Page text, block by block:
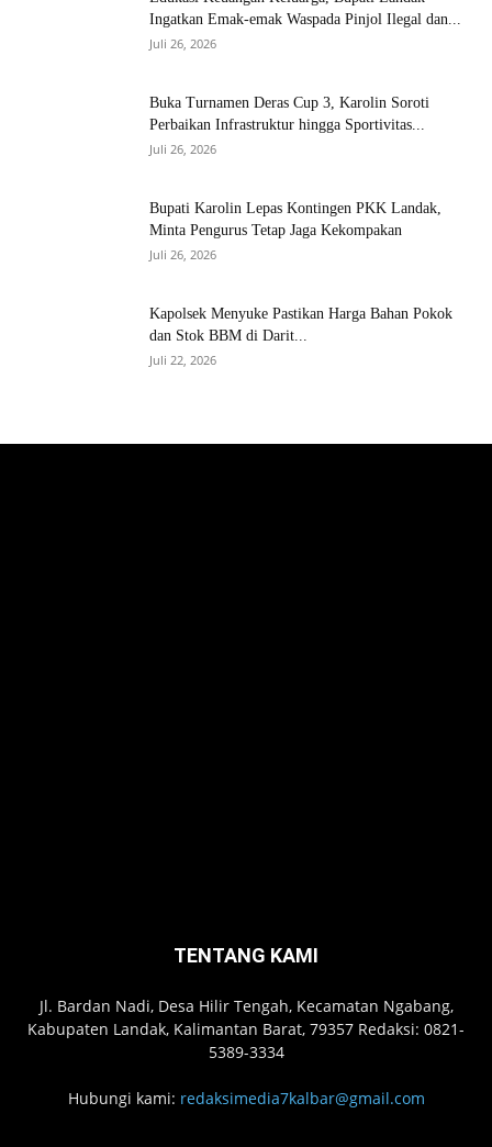
Ingatkan Emak-emak Waspada Pinjol Ilegal dan...
Juli 26, 2026
Buka Turnamen Deras Cup 3, Karolin Soroti
Perbaikan Infrastruktur hingga Sportivitas...
Juli 26, 2026
Bupati Karolin Lepas Kontingen PKK Landak,
Minta Pengurus Tetap Jaga Kekompakan
Juli 26, 2026
Kapolsek Menyuke Pastikan Harga Bahan Pokok
dan Stok BBM di Darit...
Juli 22, 2026
TENTANG KAMI
Jl. Bardan Nadi, Desa Hilir Tengah, Kecamatan Ngabang,
Kabupaten Landak, Kalimantan Barat, 79357 Redaksi: 0821-
5389-3334
Hubungi kami: redaksimedia7kalbar@gmail.com